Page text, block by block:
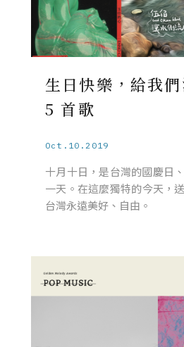
生日快樂，給我
5 首歌
Oct.10.2019
十月十日，是台灣的國慶日
一天。在這麼獨特的今天，
台灣永遠美好、自由。